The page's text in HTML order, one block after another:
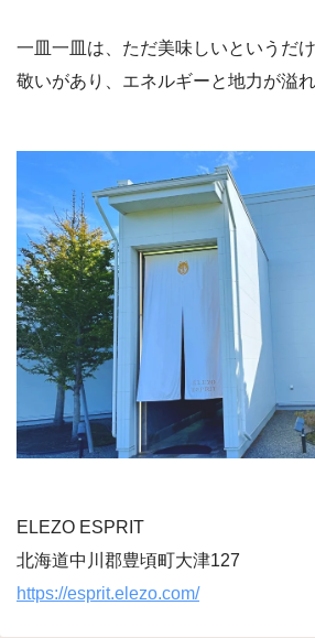
一皿一皿は、ただ美味しいというだ
敬いがあり、エネルギーと地力が溢れ
ELEZO ESPRIT
北海道中川郡豊頃町大津127
https://esprit.elezo.com/